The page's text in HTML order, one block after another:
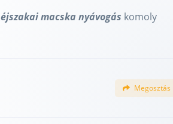
éjszakai macska nyávogás komoly
Megosztás